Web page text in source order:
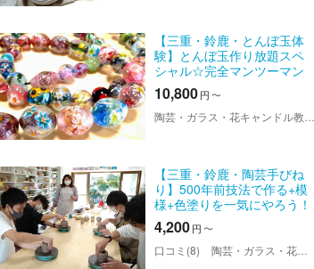
【三重・鈴鹿・とんぼ玉体
験】とんぼ玉作り放題スペ
シャル☆完全マンツーマン
で作ります！100種類もある
色とりどりのガラスを使
い、バーナーで溶かしてお
10,800円 〜
【三重・鈴鹿・陶芸手びね
り】500年前技法で作る+模
様+色塗りを一気にやろう！
4,200円 〜
口コミ(8) 陶芸・ガラス・花キャンドル教室ちよの＜鈴鹿店＞